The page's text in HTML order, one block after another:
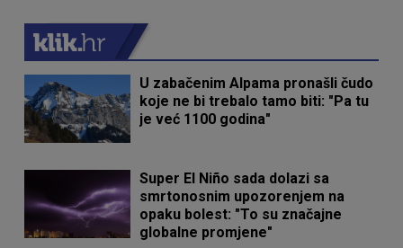
U zabačenim Alpama pronašli čudo
koje ne bi trebalo tamo biti: "Pa tu
je već 1100 godina"
Super El Niño sada dolazi sa
smrtonosnim upozorenjem na
opaku bolest: "To su značajne
globalne promjene"